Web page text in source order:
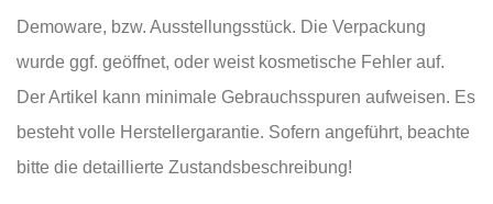
Demoware, bzw. Ausstellungsstück. Die Verpackung
wurde ggf. geöffnet, oder weist kosmetische Fehler auf.
Der Artikel kann minimale Gebrauchsspuren aufweisen. Es
besteht volle Herstellergarantie. Sofern angeführt, beachte
bitte die detaillierte Zustandsbeschreibung!